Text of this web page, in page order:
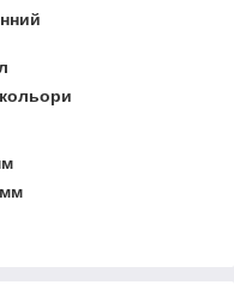
кольори